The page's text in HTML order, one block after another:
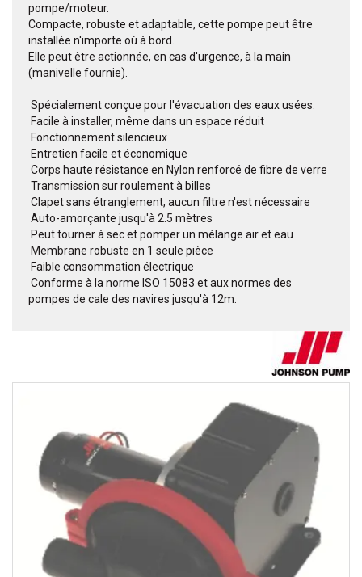
pompe/moteur.
Compacte, robuste et adaptable, cette pompe peut être
installée n'importe où à bord.
Elle peut être actionnée, en cas d'urgence, à la main
(manivelle fournie).
 Spécialement conçue pour l'évacuation des eaux usées.
 Facile à installer, même dans un espace réduit
 Fonctionnement silencieux
 Entretien facile et économique
 Corps haute résistance en Nylon renforcé de fibre de verre
 Transmission sur roulement à billes
 Clapet sans étranglement, aucun filtre n'est nécessaire
 Auto-amorçante jusqu'à 2.5 mètres
 Peut tourner à sec et pomper un mélange air et eau
 Membrane robuste en 1 seule pièce
 Faible consommation électrique
 Conforme à la norme ISO 15083 et aux normes des
pompes de cale des navires jusqu'à 12m.